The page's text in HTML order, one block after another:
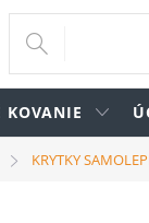
KOVANIE
KRYTKY